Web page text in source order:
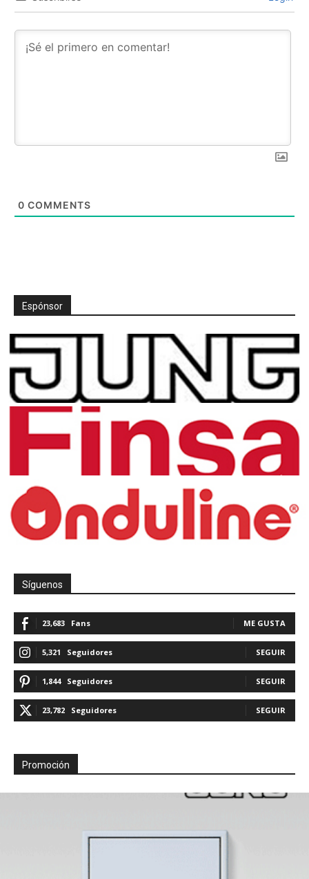
0 COMMENTS
Espónsor
Síguenos
23,683 Fans ME GUSTA
5,321 Seguidores SEGUIR
1,844 Seguidores SEGUIR
23,782 Seguidores SEGUIR
Promoción